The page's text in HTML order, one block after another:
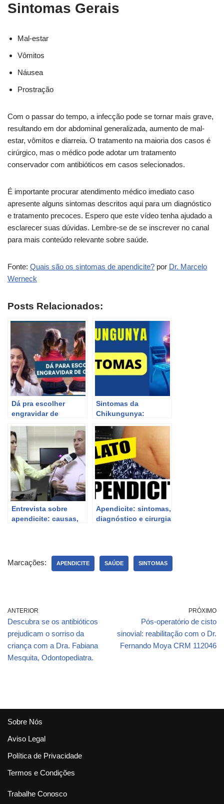
Sintomas Gerais
Mal-estar
Vômitos
Náusea
Prostração
Com o passar do tempo, a infecção pode se tornar mais grave,
resultando em dor abdominal generalizada, aumento de mal-
estar, vômitos e diarreia. O tratamento na maioria dos casos é
cirúrgico, mas o médico pode adotar um tratamento
conservador com antibióticos em casos selecionados.
É importante procurar atendimento médico imediato caso
apresente alguns sintomas descritos aqui para um diagnóstico
e tratamento precoces. Espero que este vídeo tenha ajudado a
esclarecer suas dúvidas. Lembre-se de se inscrever no canal
para mais conteúdo relevante sobre saúde.
Fonte: Quais são os sintomas de apendicite? por Dr. Marcelo
Werneck
Posts Relacionados:
Dá pra escolher
engravidar de
de La Rocque
Sintomas da
Chikungunya:
Entrevista sobre
apendicite: causas,
Apendicite: sintomas,
diagnóstico e cirurgia
Marcações: APENDICITE SAÚDE SINTOMAS
ANTERIOR
Descubra se os antibióticos
prejudicam o sorriso da
criança com a Dra. Fabiana
Mesquita, Odontopediatra.
PRÓXIMO
Pós-operatório de cisto
sinovial: reabilitação com o Dr.
Fernando Moya CRM 112046
Sobre Nós
Aviso Legal
Política de Privacidade
Termos e Condições
Trabalhe Conosco